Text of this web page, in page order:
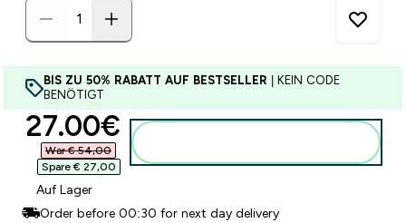
BIS ZU 50% RABATT AUF BESTSELLER | KEIN CODE
BENÖTIGT
discounted price
27.00€‎
War € 54,00‎
Spare € 27,00‎
Auf Lager
Order before 00:30 for next day delivery